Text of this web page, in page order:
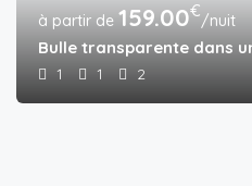
159.00€/nuit
Bulle transparente dans
1 1 2